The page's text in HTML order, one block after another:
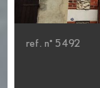
ref. n° 5492